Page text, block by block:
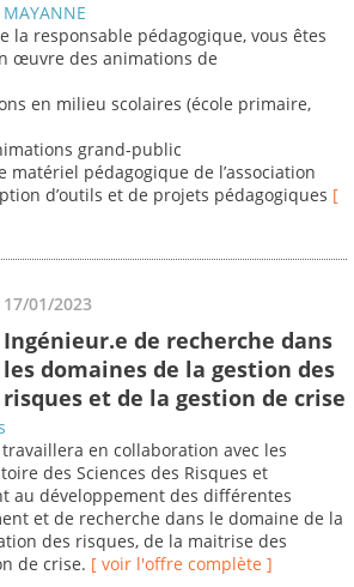
MAYANNE
la responsable pédagogique, vous êtes
œuvre des animations de
en milieu scolaires (école primaire,
grand-public
pédagogique de l’association
d’outils et de projets pédagogiques [
17/01/2023
Ingénieur.e de recherche dans
les domaines de la gestion des
risques et de la gestion de crise
en collaboration avec les
des Sciences des Risques et
au développement des différentes
et de recherche dans le domaine de la
des risques, de la maitrise des
de crise. [ voir l'offre complète ]